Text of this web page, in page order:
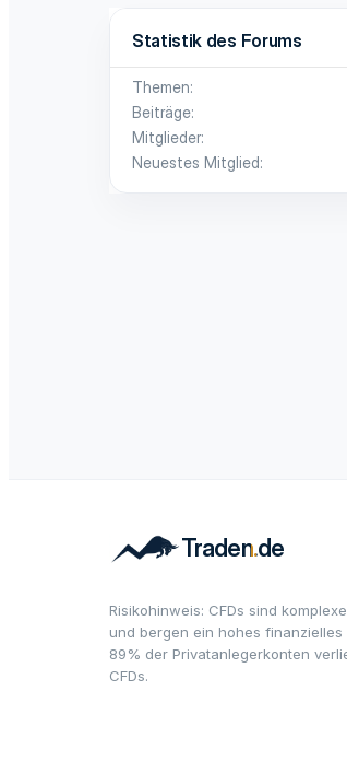
Statistik des Forums
Themen
Beiträge
Mitglieder
Neuestes Mitglied
Risikohinweis: CFDs sind
und bergen ein hohes finanzielles
89% der Privatanlegerkonten
CFDs.